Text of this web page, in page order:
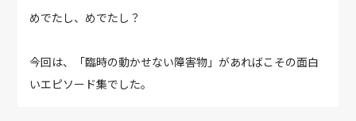
めでたし、めでたし？
今回は、「臨時の動かせない障害物」があればこその面白
いエピソード集でした。